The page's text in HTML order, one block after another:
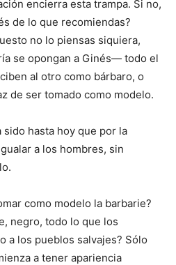
encierra esta trampa. Si no,
de lo que recomiendas?
no lo piensas siquiera,
se opongan a Ginés— todo el
al otro como bárbaro, o
de ser tomado como modelo.
hasta hoy que por la
a los hombres, sin
como modelo la barbarie?
negro, todo lo que los
a los pueblos salvajes? Sólo
a tener apariencia